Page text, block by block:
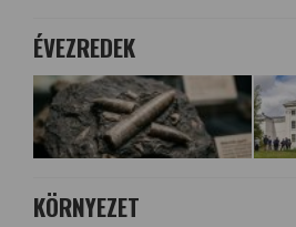
ÉVEZREDEK
KÖRNYEZET